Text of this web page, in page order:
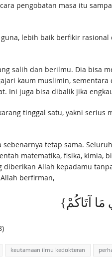
pengobatan masa itu
lebih baik berfikir
salih dan berilmu. Dia bisa
kaum muslimin,
Ini juga bisa dibalik jika
tinggal satu, yakni serius
tetap sama.
matematika, fisika, kimia,
Allah kepadamu
berfirman,
keutamaan ilmu kedokteran